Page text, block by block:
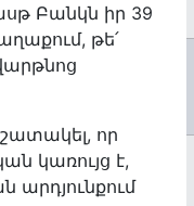
Բանկն իր 39
թե՛
որ
կառույց է,
արդյունքում